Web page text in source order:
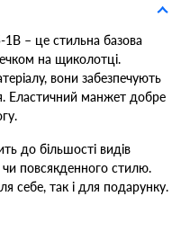
– це стильна базова
на щиколотці.
вони забезпечують
Еластичний манжет добре
до більшості видів
чи повсякденного стилю.
себе, так і для подарунку.